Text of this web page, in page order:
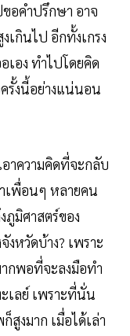
อคำปรึกษา อาจ
เกินไป อีกทั้งเกรง
เอง ทำไปโดยคิด
รั้งนี้อย่างแน่นอน
าความคิดที่จะกลับ
เพื่อนๆ หลายคน
ภูมิศาสตร์ของ
หวัดบ้าง? เพราะ
กพอที่จะลงมือทำ
เลย์ เพราะที่นั่น
สูงมาก เมื่อได้เล่า